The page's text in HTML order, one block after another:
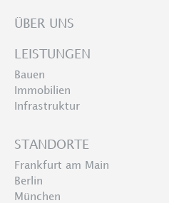
ÜBER UNS
LEISTUNGEN
Bauen
Immobilien
Infrastruktur
STANDORTE
Frankfurt am Main
Berlin
München